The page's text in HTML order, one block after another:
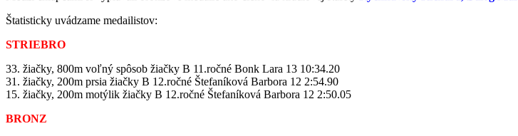
Štatisticky uvádzame medailistov:
STRIEBRO
33. žiačky, 800m voľný spôsob žiačky B 11.ročné Bonk Lara 13 10:34.20
31. žiačky, 200m prsia žiačky B 12.ročné Štefaníková Barbora 12 2:54.90
15. žiačky, 200m motýlik žiačky B 12.ročné Štefaníková Barbora 12 2:50.05
BRONZ